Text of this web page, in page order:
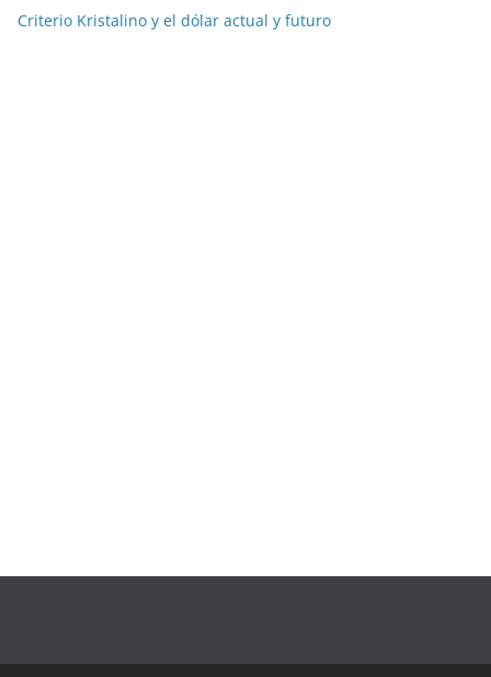
Criterio Kristalino y el dólar actual y futuro